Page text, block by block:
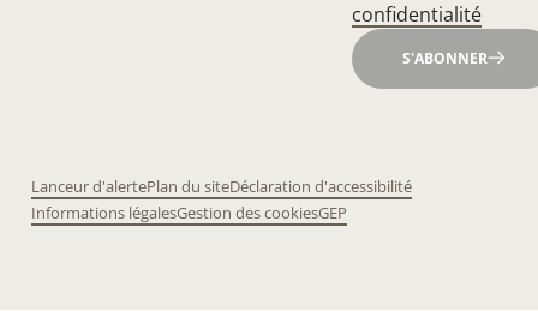
confidentialité
S'ABONNER
Lanceur d'alertePlan du siteDéclaration d'accessibilité
Informations légalesGestion des cookiesGEP